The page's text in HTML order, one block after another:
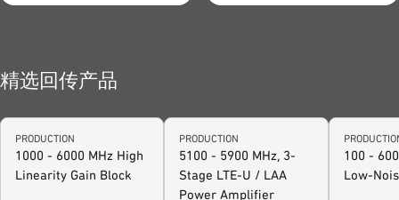
QPA2211 GaN 功率放大器
上电和下电的例子. 请访问
我们的设计中心，以便找到
更多的设计工具和计算方
式，帮助你更快、更有效地
精选回传产品
PRODUCTION
1000 - 6000 MHz High
Linearity Gain Block
PRODUCTION
5100 - 5900 MHz, 3-
Stage LTE-U / LAA
Power Amplifier
100 -
Low-